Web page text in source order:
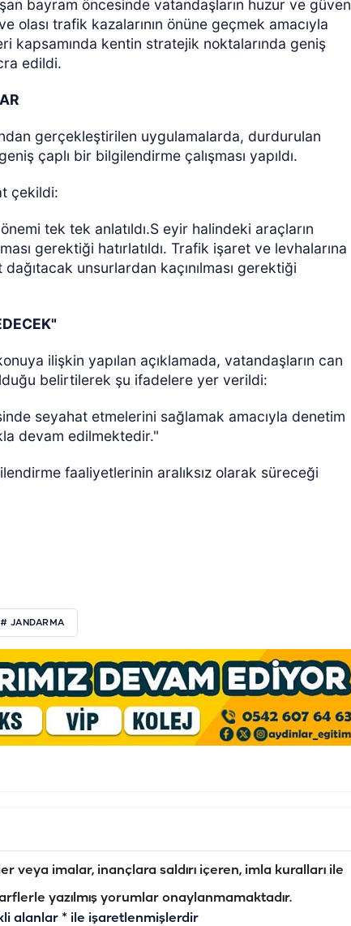
bayram öncesinde vatandaşların huzur ve güven
trafik kazalarının önüne geçmek amacıyla
kapsamında kentin stratejik noktalarında geniş
edildi.
gerçekleştirilen uygulamalarda, durdurulan
çaplı bir bilgilendirme çalışması yapıldı.
çekildi:
tek tek anlatıldı.S eyir halindeki araçların
gerektiği hatırlatıldı. Trafik işaret ve levhalarına
unsurlardan kaçınılması gerektiği
ilişkin yapılan açıklamada, vatandaşların can
belirtilerek şu ifadelere yer verildi:
seyahat etmelerini sağlamak amacıyla denetim
devam edilmektedir."
faaliyetlerinin aralıksız olarak süreceği
# JANDARMA
veya imalar, inançlara saldırı içeren, imla kuralları ile
yazılmış yorumlar onaylanmamaktadır.
alanlar * ile işaretlenmişlerdir